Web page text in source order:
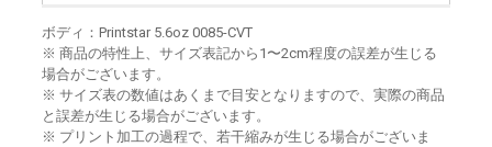
ボディ：Printstar 5.6oz 0085-CVT
※ 商品の特性上、サイズ表記から1〜2cm程度の誤差が生じる
場合がございます。
※ サイズ表の数値はあくまで目安となりますので、実際の商品
と誤差が生じる場合がございます。
※ プリント加工の過程で、若干縮みが生じる場合がございま